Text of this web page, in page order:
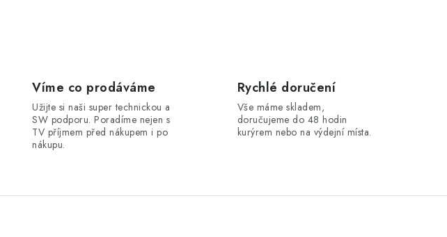
Víme co prodáváme
Užijte si naši super technickou a
SW podporu. Poradíme nejen s
TV příjmem před nákupem i po
nákupu.
Rychlé doručení
Vše máme skladem,
doručujeme do 48 hodin
kurýrem nebo na výdejní místa.